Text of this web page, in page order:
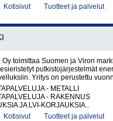
Kotisivut Tuotteet ja palvelut
Oy toimittaa Suomen ja Viron
putkistojärjestelmät
Yritys on perustettu
- METALLI
- RAKENNUS
JA LVI-KORJAUKSIA..
Kotisivut Tuotteet ja palvelut